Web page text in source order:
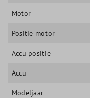
Motor
Positie motor
Accu positie
Accu
Modeljaar